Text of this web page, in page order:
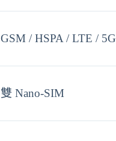
GSM / HSPA / LTE / 5G
雙 Nano-SIM